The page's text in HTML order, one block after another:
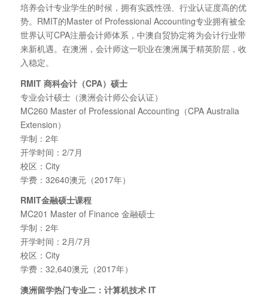
培养会计专业学生的时候，拥有实践性强、行业认证度高的优
势。RMIT的Master of Professional Accounting专业拥有被全
世界认可CPA注册会计师体系，中澳自贸协定将为会计行业带
来新机遇。在澳洲，会计师这一职业在澳洲属于精英阶层，收
入稳定。
RMIT 商科会计（CPA）硕士
专业会计硕士（澳洲会计师公会认证）
MC260 Master of Professional Accounting（CPA Australia
Extension）
学制：2年
开学时间：2/7月
校区：City
学费：32640澳元（2017年）
RMIT金融硕士课程
MC201 Master of Finance 金融硕士
学制：2年
开学时间：2月/7月
校区：City
学费：32,640澳元（2017年）
澳洲留学热门专业二：计算机技术 IT